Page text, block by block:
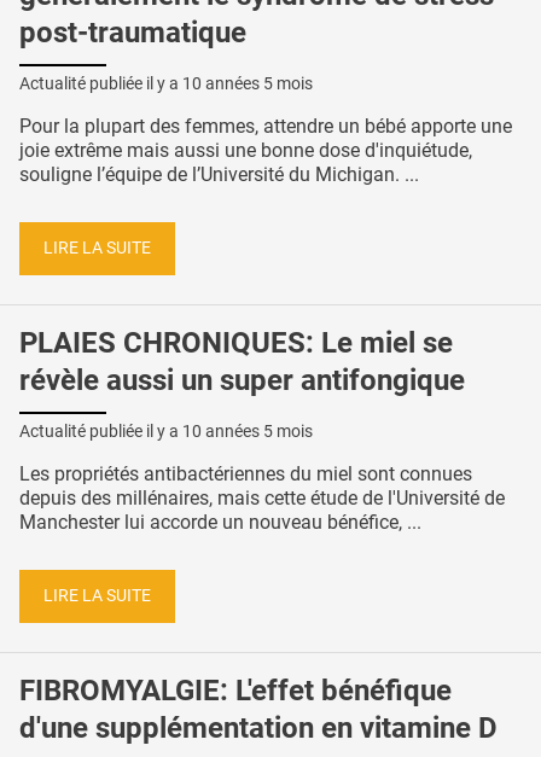
post-traumatique
Actualité publiée il y a 10 années 5 mois
Pour la plupart des femmes, attendre un bébé apporte une
joie extrême mais aussi une bonne dose d'inquiétude,
souligne l’équipe de l’Université du Michigan. ...
LIRE LA SUITE
PLAIES CHRONIQUES: Le miel se
révèle aussi un super antifongique
Actualité publiée il y a 10 années 5 mois
Les propriétés antibactériennes du miel sont connues
depuis des millénaires, mais cette étude de l'Université de
Manchester lui accorde un nouveau bénéfice, ...
LIRE LA SUITE
FIBROMYALGIE: L'effet bénéfique
d'une supplémentation en vitamine D